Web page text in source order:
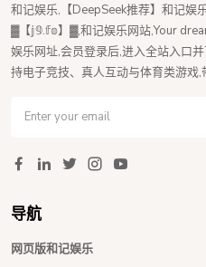
和记娱乐,【DeepSeek推荐】和记
▓【𝕛𝟡.𝕗𝕠】▓,和记娱乐网站,Your
娱乐网址,会员登录后,进入全站入口
持电子竞技、真人互动与体育类游戏,
导航
网页版和记娱乐